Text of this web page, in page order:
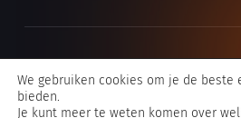
Algemene voorwaarden
We gebruiken cookies om je de beste
bieden.
Je kunt meer te weten komen over